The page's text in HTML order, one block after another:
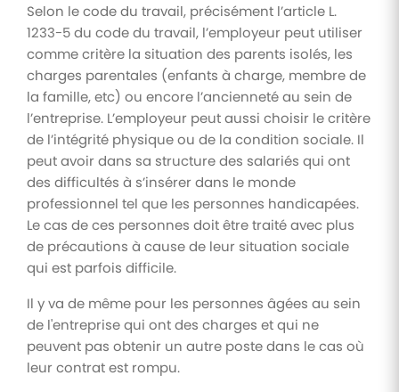
Selon le code du travail, précisément l’article L.
1233-5 du code du travail, l’employeur peut utiliser
comme critère la situation des parents isolés, les
charges parentales (enfants à charge, membre de
la famille, etc) ou encore l’ancienneté au sein de
l’entreprise. L’employeur peut aussi choisir le critère
de l’intégrité physique ou de la condition sociale. Il
peut avoir dans sa structure des salariés qui ont
des difficultés à s’insérer dans le monde
professionnel tel que les personnes handicapées.
Le cas de ces personnes doit être traité avec plus
de précautions à cause de leur situation sociale
qui est parfois difficile.
Il y va de même pour les personnes âgées au sein
de l'entreprise qui ont des charges et qui ne
peuvent pas obtenir un autre poste dans le cas où
leur contrat est rompu.